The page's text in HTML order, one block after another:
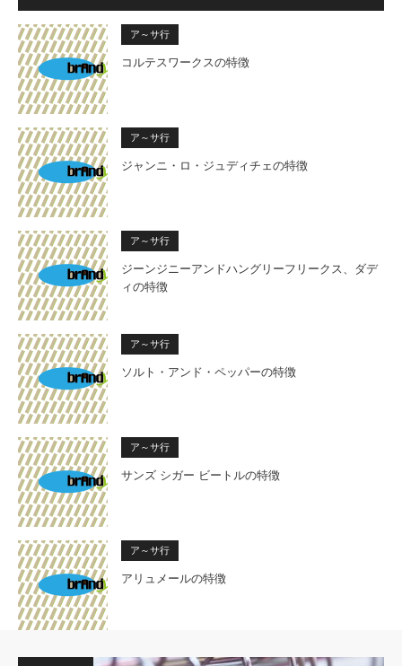
ア～サ行
コルテスワークスの特徴
ア～サ行
ジャンニ・ロ・ジュディチェの特徴
ア～サ行
ジーンジニーアンドハングリーフリークス、ダデ
ィの特徴
ア～サ行
ソルト・アンド・ペッパーの特徴
ア～サ行
サンズ シガー ビートルの特徴
ア～サ行
アリュメールの特徴